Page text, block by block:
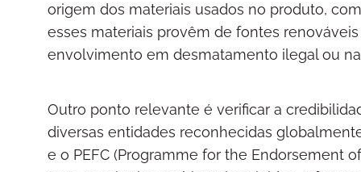
origem dos materiais usados no produto,
esses materiais provêm de fontes
envolvimento em desmatamento ilegal ou
Outro ponto relevante é verificar a
diversas entidades reconhecidas
e o PEFC (Programme for the Endorsement